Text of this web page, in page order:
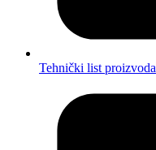
Tehnički list proizvoda